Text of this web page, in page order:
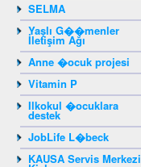
SELMA
Yaşlı G��menler
İletişim Ağı
Anne �ocuk projesi
Vitamin P
Ilkokul �ocuklara
destek
JobLife L�beck
KAUSA Servis Merkezi